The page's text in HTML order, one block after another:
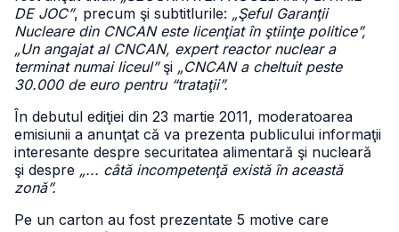
DE JOC”, precum şi subtitlurile: „Şeful Garanţii
Nucleare din CNCAN este licenţiat în ştiinţe politice”,
„Un angajat al CNCAN, expert reactor nuclear a
terminat numai liceul”şi „CNCAN a cheltuit peste
30.000 de euro pentru “trataţii”.
În debutul ediţiei din 23 martie 2011, moderatoarea
emisiunii a anunţat că va prezenta publicului informaţii
interesante despre securitatea alimentară şi nucleară
şi despre „... câtă incompetenţă există în această
zonă”.
Pe un carton au fost prezentate 5 motive care